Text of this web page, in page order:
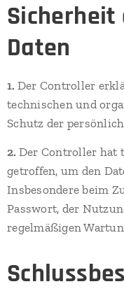
Sicherheit
Daten
1. Der Controller
technischen und
Schutz der
2. Der Controller hat
getroffen, um den
Insbesondere beim
Passwort, der
regelmäßigen